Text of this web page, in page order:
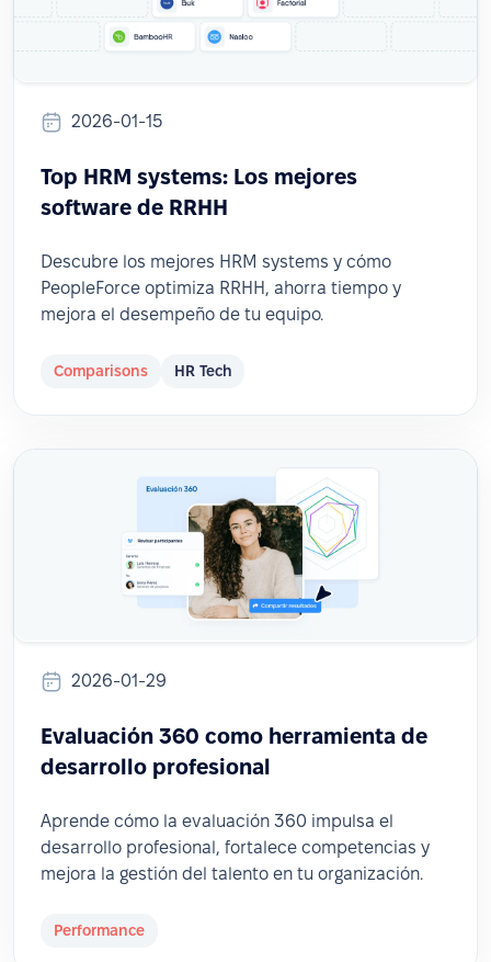
2026-01-15
Top HRM systems: Los mejores
software de RRHH
Descubre los mejores HRM systems y cómo
PeopleForce optimiza RRHH, ahorra tiempo y
mejora el desempeño de tu equipo.
Comparisons HR Tech
2026-01-29
Evaluación 360 como herramienta de
desarrollo profesional
Aprende cómo la evaluación 360 impulsa el
desarrollo profesional, fortalece competencias y
mejora la gestión del talento en tu organización.
Performance